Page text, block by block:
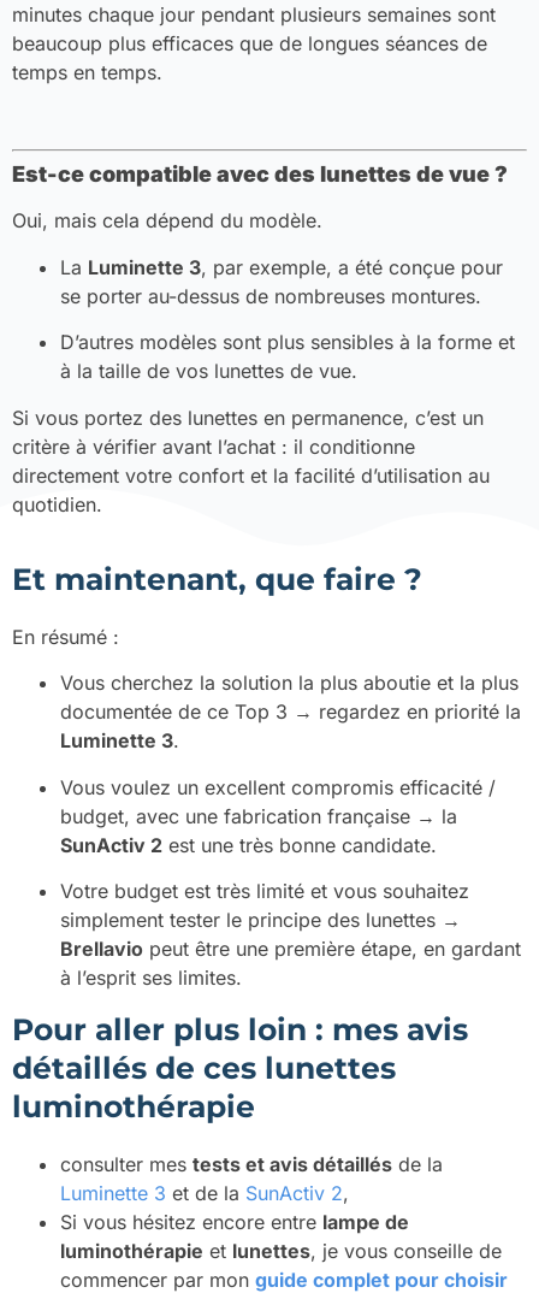
minutes chaque jour pendant plusieurs semaines sont
beaucoup plus efficaces que de longues séances de
temps en temps.
Est-ce compatible avec des lunettes de vue ?
Oui, mais cela dépend du modèle.
La Luminette 3, par exemple, a été conçue pour
se porter au-dessus de nombreuses montures.
D’autres modèles sont plus sensibles à la forme et
à la taille de vos lunettes de vue.
Si vous portez des lunettes en permanence, c’est un
critère à vérifier avant l’achat : il conditionne
directement votre confort et la facilité d’utilisation au
quotidien.
Et maintenant, que faire ?
En résumé :
Vous cherchez la solution la plus aboutie et la plus
documentée de ce Top 3 → regardez en priorité la
Luminette 3.
Vous voulez un excellent compromis efficacité /
budget, avec une fabrication française → la
SunActiv 2 est une très bonne candidate.
Votre budget est très limité et vous souhaitez
simplement tester le principe des lunettes →
Brellavio peut être une première étape, en gardant
à l’esprit ses limites.
Pour aller plus loin : mes avis
détaillés de ces lunettes
luminothérapie
consulter mes tests et avis détaillés de la
Luminette 3 et de la SunActiv 2,
Si vous hésitez encore entre lampe de
luminothérapie et lunettes, je vous conseille de
commencer par mon guide complet pour choisir